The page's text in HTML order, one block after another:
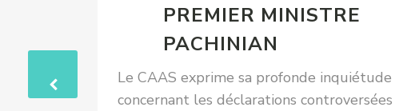
Glarus
PREMIER MINISTRE
PACHINIAN
Le CAAS exprime sa profonde inquiétude
concernant les déclarations controversées